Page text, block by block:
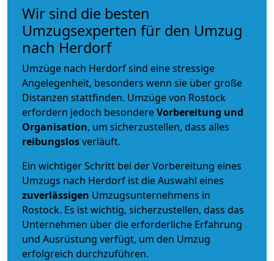
Wir sind die besten
Umzugsexperten für den Umzug
nach Herdorf
Umzüge nach Herdorf sind eine stressige
Angelegenheit, besonders wenn sie über große
Distanzen stattfinden. Umzüge von Rostock
erfordern jedoch besondereVorbereitung und
Organisation, um sicherzustellen, dass alles
reibungslosverläuft.
Ein wichtiger Schritt bei der Vorbereitung eines
Umzugs nach Herdorf ist die Auswahl eines
zuverlässigen Umzugsunternehmens in
Rostock. Es ist wichtig, sicherzustellen, dass das
Unternehmen über die erforderliche Erfahrung
und Ausrüstung verfügt, um den Umzug
erfolgreich durchzuführen.